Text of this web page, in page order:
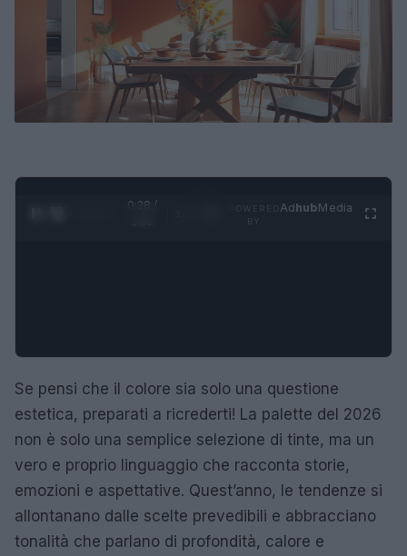
0:29 /
AdhubMedia
Se pensi che il colore sia solo una questione
estetica, preparati a ricrederti! La palette del 2026
non è solo una semplice selezione di tinte, ma un
vero e proprio linguaggio che racconta storie,
emozioni e aspettative. Quest’anno, le tendenze si
allontanano dalle scelte prevedibili e abbracciano
tonalità che parlano di profondità, calore e